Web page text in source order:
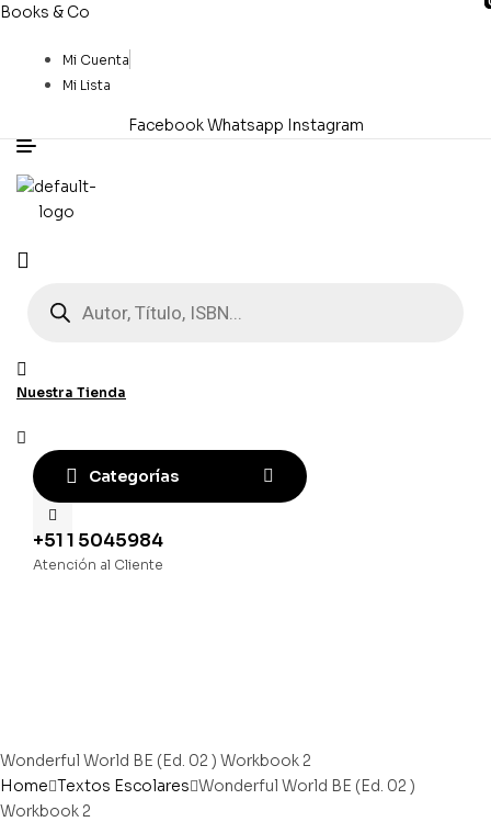
Books & Co
Mi Cuenta
Mi Lista
FacebookWhatsapp Instagram
Menú
productos
Nuestra Tienda
Categorías
+51 1 5045984
Atención al Cliente
Wonderful World BE (Ed. 02 ) Workbook 2
Home Textos Escolares Wonderful World BE (Ed. 02 )
Workbook 2